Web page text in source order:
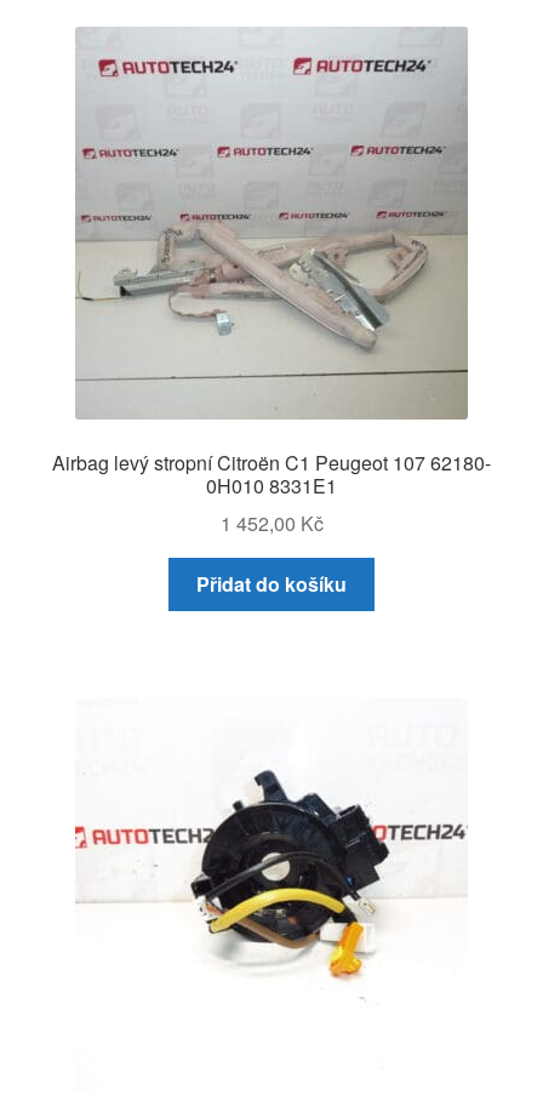
Airbag levý stropní Citroën C1 Peugeot 107 62180-
0H010 8331E1
1 452,00 Kč
Přidat do košíku